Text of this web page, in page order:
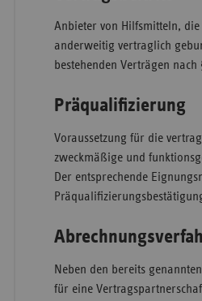
Anbieter von Hilfsmitteln,
anderweitig vertraglich
bestehenden Verträgen nach
Präqualifizierung
Voraussetzung für die
zweckmäßige und
Der entsprechende
Neben den bereits
für eine